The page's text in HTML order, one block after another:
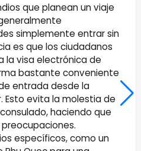
que planean un viaje
simplemente entrar sin
es que los ciudadanos
la visa electrónica de
bastante conveniente
entrada desde la
Esto evita la molestia de
haciendo que
específicos, como un